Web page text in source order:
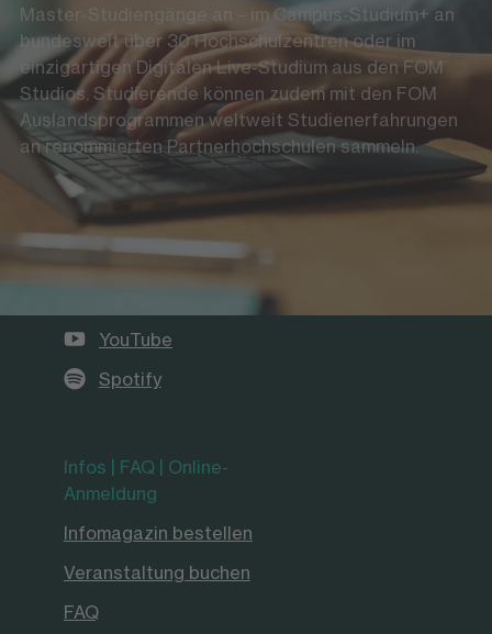
Master-Studiengänge an – im Campus-Studium+ an
bundesweit über 30 Hochschulzentren oder im
einzigartigen Digitalen Live-Studium aus den FOM
Studios. Studierende können zudem mit den FOM
Auslandsprogrammen weltweit Studienerfahrungen
an renommierten Partnerhochschulen sammeln.
Die FOM auf Social Media
LinkedIn
YouTube
Spotify
Infos | FAQ | Online-
Anmeldung
Infomagazin bestellen
Veranstaltung buchen
FAQ